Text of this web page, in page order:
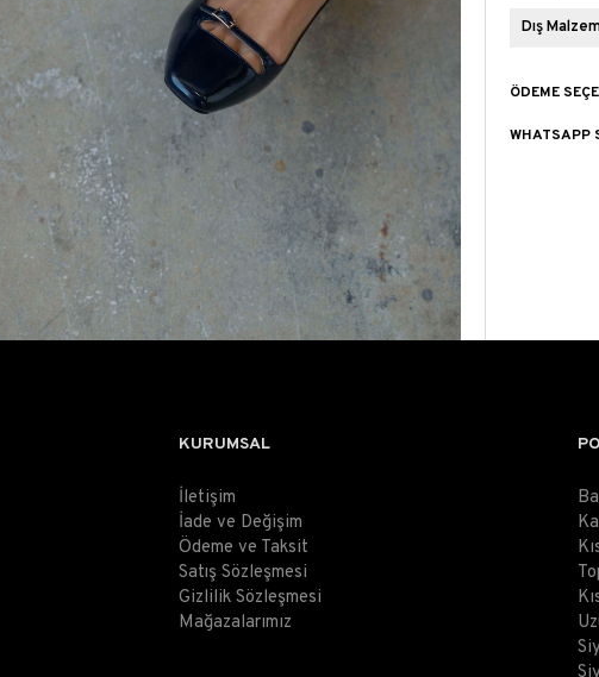
Dış
ÖDEME
WHATSAPP
KURUMSAL
İletişim
İade ve Değişim
Ödeme ve Taksit
Satış Sözleşmesi
Gizlilik Sözleşmesi
Mağazalarımız